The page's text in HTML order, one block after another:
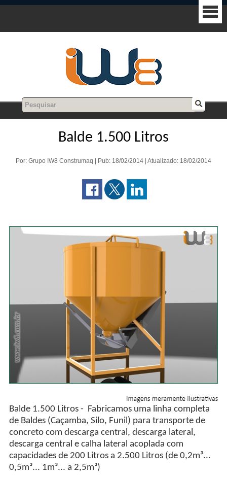
Balde 1.500 Litros
Por: Grupo IW8 Construmaq | Pub: 18/02/2014 | Atualizado: 18/02/2014
Balde 1.500 Litros - Fabricamos uma linha completa
de Baldes (Caçamba, Silo, Funil) para transporte de
concreto com descarga central, descarga lateral,
descarga central e calha lateral acoplada com
capacidades de 200 Litros a 2.500 Litros (de 0,2m³...
0,5m³... 1m³... a 2,5m³)